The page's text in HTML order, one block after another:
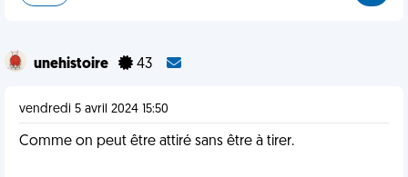
unehistoire 43
vendredi 5 avril 2024 15:50
Comme on peut être attiré sans être à tirer.